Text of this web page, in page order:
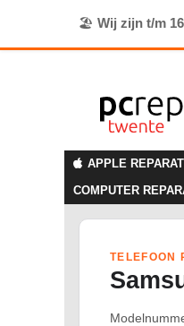
🏖️ Wij zijn t/m
APPLE
COMPUTER
TELEFOON